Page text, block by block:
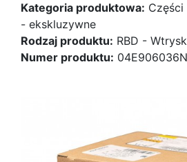
Kategoria produktowa: Części
- ekskluzywne
Rodzaj produktu: RBD -
Numer produktu: 04E906036N